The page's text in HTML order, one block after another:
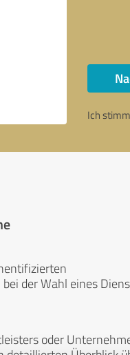
Ich
der Wahl eines
oder